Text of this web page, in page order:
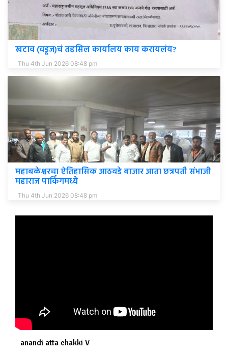
खटाव (वडूज)चं तहसिल कार्यालय काय करायलंय?
Thu 4th Jun 2026 08:48 pm
महाबळेश्वरचा ऐतिहासिक आठवडे बाजार आता छत्रपती संभाजी
महाराज पार्किंगमध्ये
Thu 4th Jun 2026 08:48 pm
anandi atta chakki V